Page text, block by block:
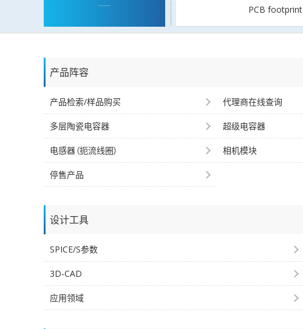
PCB footprint
产品阵容
产品检索/样品购买 代理商在线查询
多层陶瓷电容器 超级电容器
电感器（扼流线圈） 相机模块
停售产品
设计工具
SPICE/S参数
3D-CAD
应用领域